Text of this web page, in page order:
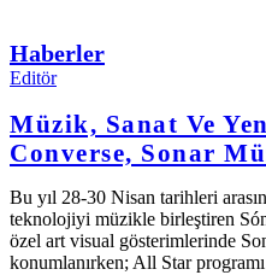
Haberler
Editör
Müzik, Sanat Ve
Converse, Sonar
Bu yıl 28-30 Nisan tarihleri
teknolojiyi müzikle birleştiren
özel art visual gösterimlerinde
konumlanırken; All Star